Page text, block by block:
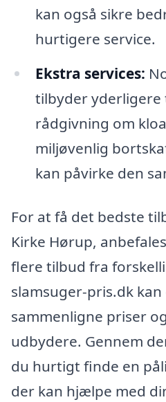
kan også sikre
hurtigere service.
Ekstra services:
tilbyder yderligere
rådgivning om
miljøvenlig
kan påvirke den
For at få det bedste
Kirke Hørup,
flere tilbud fra
slamsuger-pris.dk
sammenligne priser
udbydere. Gennem
du hurtigt finde en
der kan hjælpe med